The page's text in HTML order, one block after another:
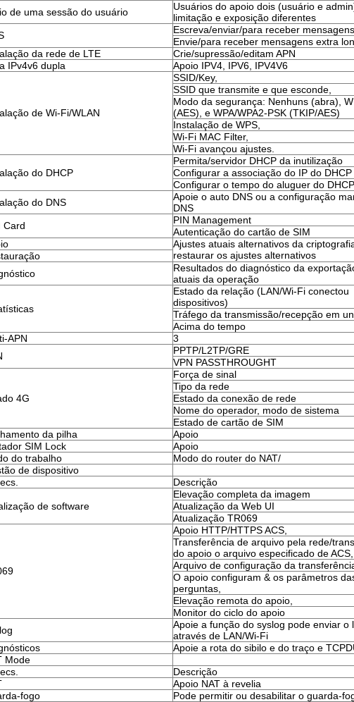
de uma sessão do usuário
Usuários do apoio dois (usuário e
limitação e exposição diferentes
Escreva/enviar/para receber
Envie/para receber mensagens extra
da rede de LTE
Crie/supressão/editam APN
IPv4v6 dupla
Apoio IPV4, IPV6, IPV4V6
de Wi-Fi/WLAN
SSID/Key,
SSID que transmite e que esconde,
Modo da segurança: Nenhuns (abra),
(AES), e WPA/WPA2-PSK (TKIP/AES)
Instalação de WPS,
Wi-Fi MAC Filter,
Wi-Fi avançou ajustes.
do DHCP
Permita/servidor DHCP da inutilização
Configurar a associação do IP do DHCP
Configurar o tempo do aluguer do DHCP
do DNS
Apoie o auto DNS ou a configuração
DNS
Card
PIN Management
Autenticação do cartão de SIM
Ajustes atuais alternativos da
restaurar os ajustes alternativos
Resultados do diagnóstico da
atuais da operação
Estado da relação (LAN/Wi-Fi conectou
dispositivos)
Tráfego da transmissão/recepção em
Acima do tempo
APN
3
PPTP/L2TP/GRE
VPN PASSTHROUGHT
4G
Força de sinal
Tipo da rede
Estado da conexão de rede
Nome do operador, modo de sistema
Estado de cartão de SIM
da pilha
Apoio
SIM Lock
Apoio
do trabalho
Modo do router do NAT/
de dispositivo
Descrição
de software
Elevação completa da imagem
Atualização da Web UI
Atualização TR069
Apoio HTTP/HTTPS ACS,
Transferência de arquivo pela rede/
do apoio o arquivo especificado de ACS,
Arquivo de configuração da
O apoio configuram & os parâmetros
perguntas,
Elevação remota do apoio,
Monitor do ciclo do apoio
Apoie a função do syslog pode enviar o
através de LAN/Wi-Fi
Apoie a rota do sibilo e do traço e
Mode
Descrição
Apoio NAT à revelia
fogo
Pode permitir ou desabilitar o guarda-